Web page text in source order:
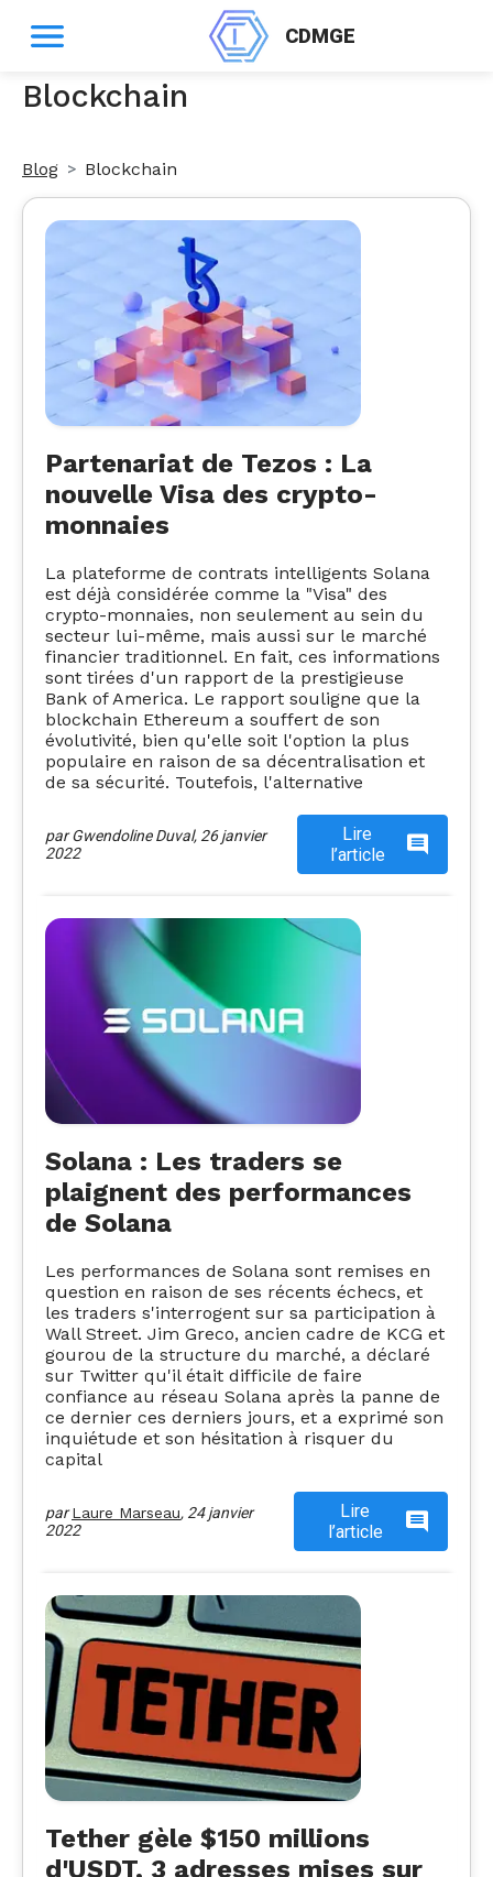
CDMGE
Blockchain
Blog Blockchain
Partenariat de Tezos : La
nouvelle Visa des crypto-
monnaies
La plateforme de contrats intelligents Solana
est déjà considérée comme la "Visa" des
crypto-monnaies, non seulement au sein du
secteur lui-même, mais aussi sur le marché
financier traditionnel. En fait, ces informations
sont tirées d'un rapport de la prestigieuse
Bank of America. Le rapport souligne que la
blockchain Ethereum a souffert de son
évolutivité, bien qu'elle soit l'option la plus
populaire en raison de sa décentralisation et
de sa sécurité. Toutefois, l'alternative
par Gwendoline Duval, 26 janvier
2022
Lire
l’article
Solana : Les traders se
plaignent des performances
de Solana
Les performances de Solana sont remises en
question en raison de ses récents échecs, et
les traders s'interrogent sur sa participation à
Wall Street. Jim Greco, ancien cadre de KCG et
gourou de la structure du marché, a déclaré
sur Twitter qu'il était difficile de faire
confiance au réseau Solana après la panne de
ce dernier ces derniers jours, et a exprimé son
inquiétude et son hésitation à risquer du
capital
par Laure Marseau, 24 janvier
2022
Lire
l’article
Tether gèle $150 millions
d'USDT, 3 adresses mises sur